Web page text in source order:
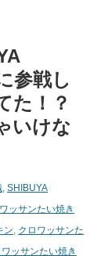
参戦し
た！？
いけな
, SHIBUYA
ッサンたい焼き
ン, クロワッサンた
ワッサンたい焼き